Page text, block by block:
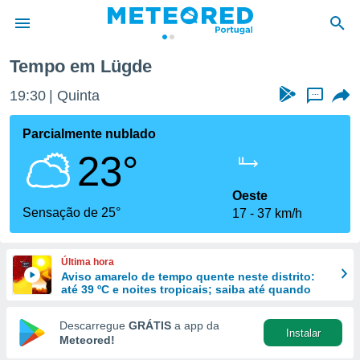
da
foi
fornecidas
a este
das
e
forma
digital
Tempo em Lügde
19:30 Quinta ...
Parcialmente nublado
23°
Sensação de 25°
Oeste
17
37 km/h
Última hora
Aviso amarelo de tempo quente neste distrito:
até 39 ºC e noites tropicais; saiba até quando
Descarregue GRÁTIS a app da
Meteored!
Instalar